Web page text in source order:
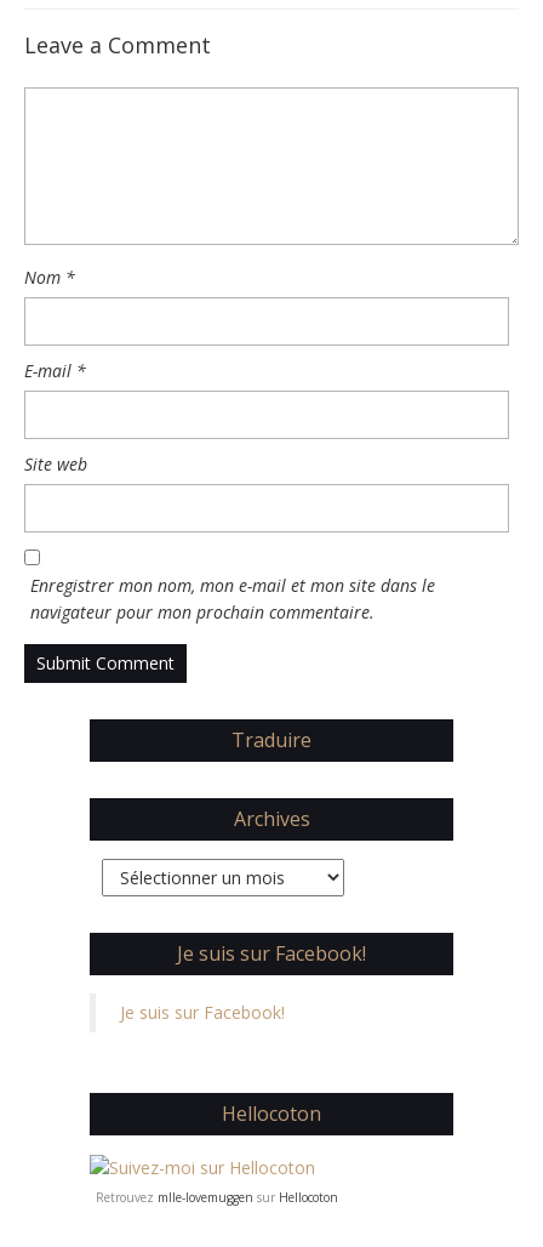
Leave a Comment
Nom *
E-mail *
Site web
Enregistrer mon nom, mon e-mail et mon site dans le
navigateur pour mon prochain commentaire.
Traduire
Archives
Archives
Je suis sur Facebook!
Je suis sur Facebook!
Hellocoton
Retrouvez mlle-lovemuggen sur Hellocoton